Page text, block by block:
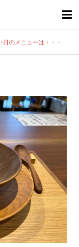

日のメニューは・・・